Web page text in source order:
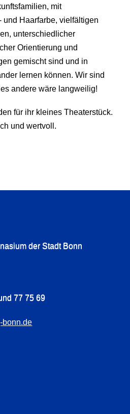
mit
und Haarfarbe, vielfältigen
unterschiedlicher
Orientierung und
gemischt sind und in
lernen können. Wir sind
andere wäre langweilig!
für ihr kleines Theaterstück.
und wertvoll.
der Stadt Bonn
77 75 69
bonn.de